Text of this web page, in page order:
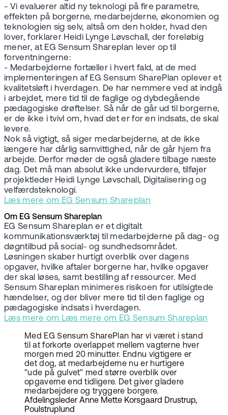
- Vi evaluerer altid ny teknologi på fire parametre,
effekten på borgerne, medarbejderne, økonomien og
teknologien sig selv, altså om den holder, hvad den
lover, forklarer Heidi Lynge Løvschall, der foreløbig
mener, at EG Sensum Shareplan lever op til
forventningerne:
- Medarbejderne fortæller i hvert fald, at de med
implementeringen af EG Sensum SharePlan oplever et
kvalitetsløft i hverdagen. De har nemmere ved at indgå
i arbejdet, mere tid til de faglige og dybdegående
pædagogiske drøftelser. Så når de går ud til borgerne,
er de ikke i tvivl om, hvad det er for en indsats, de skal
levere.
Nok så vigtigt, så siger medarbejderne, at de ikke
længere har dårlig samvittighed, når de går hjem fra
arbejde. Derfor møder de også gladere tilbage næste
dag. Det må man absolut ikke undervurdere, tilføjer
projektleder Heidi Lynge Løvschall, Digitalisering og
velfærdsteknologi.
Læs mere om EG Sensum Shareplan
Om EG Sensum Shareplan
EG Sensum Shareplan er et digitalt
kommunikationsværktøj til medarbejderne på dag- og
døgntilbud på social- og sundhedsområdet.
Løsningen skaber hurtigt overblik over dagens
opgaver, hvilke aftaler borgerne har, hvilke opgaver
der skal løses, samt bestilling af ressourcer. Med
Sensum Shareplan minimeres risikoen for utilsigtede
hændelser, og der bliver mere tid til den faglige og
pædagogiske indsats i hverdagen.
Læs mere om Læs mere om EG Sensum Shareplan
Med EG Sensum SharePlan har vi været i stand
til at forkorte overlappet mellem vagterne hver
morgen med 20 minutter. Endnu vigtigere er
det dog, at medarbejderne nu er hurtigere
"ude på gulvet" med større overblik over
opgaverne end tidligere. Det giver gladere
medarbejdere og tryggere borgere.
Afdelingsleder Anne Mette Korsgaard Drustrup,
Poulstruplund